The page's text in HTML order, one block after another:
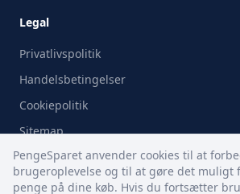
Legal
Privatlivspolitik
Handelsbetingelser
Cookiepolitik
Sitemap
PengeSparet anvender cookies til at
brugeroplevelse og til at gøre det muligt
penge på dine køb. Hvis du fortsætter